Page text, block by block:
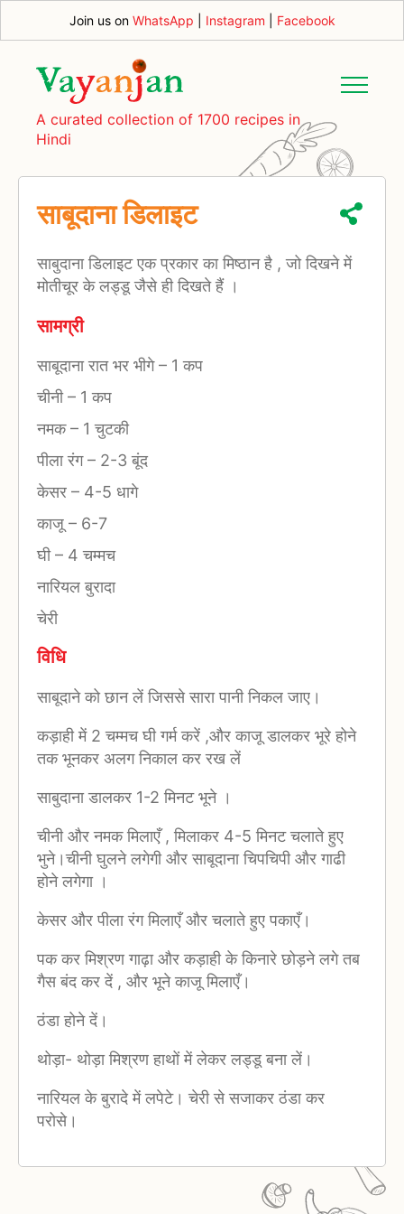
Join us on WhatsApp Instagram Facebook
A curated collection of 1700 recipes in
Hindi
साबूदाना डिलाइट
साबुदाना डिलाइट एक प्रकार का मिष्ठान है , जो दिखने में
मोतीचूर के लड्डू जैसे ही दिखते हैं ।
सामग्री
साबूदाना रात भर भीगे– 1 कप
चीनी– 1 कप
नमक– 1 चुटकी
पीला रंग– 2-3 बूंद
केसर – 4-5 धागे
काजू – 6-7
घी– 4 चम्मच
नारियल बुरादा
चेरी
विधि
साबूदाने को छान लें जिससे सारा पानी निकल जाए।
कड़ाही में 2 चम्मच घी गर्म करें ,और काजू डालकर भूरे होने
तक भूनकर अलग निकाल कर रख लें
साबुदाना डालकर 1-2 मिनट भूने ।
चीनी और नमक मिलाएँ , मिलाकर 4-5 मिनट चलाते हुए
भुने।चीनी घुलने लगेगी और साबूदाना चिपचिपी और गाढी
होने लगेगा ।
केसर और पीला रंग मिलाएँ और चलाते हुए पकाएँ।
पक कर मिश्रण गाढ़ा और कड़ाही के किनारे छोड़ने लगे तब
गैस बंद कर दें , और भूने काजू मिलाएँ।
ठंडा होने दें।
थोड़ा- थोड़ा मिश्रण हाथों में लेकर लड्डू बना लें।
नारियल के बुरादे में लपेटे। चेरी से सजाकर ठंडा कर
परोसे।